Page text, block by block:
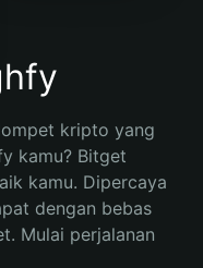
kripto yang
kamu? Bitget
kamu. Dipercaya
dengan bebas
Mulai perjalanan